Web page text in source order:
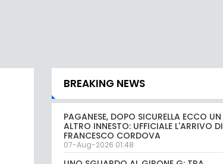
BREAKING NEWS
PAGANESE, DOPO SICURELLA ECCO UN
ALTRO INNESTO: UFFICIALE L'ARRIVO DI
FRANCESCO CORDOVA
07-Aug-2026 01:48